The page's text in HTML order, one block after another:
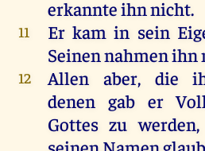
erkannteihnnicht.
11 Er kam in sein
Seinennahmenihn
12 Allen aber, die
denen gab er
Gottes zu werden